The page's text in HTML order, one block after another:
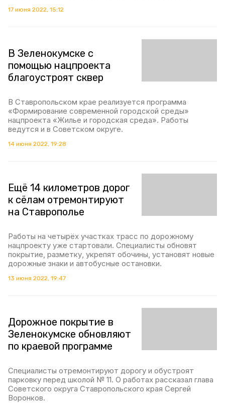
17 июня 2022, 15:12
В Зеленокумске с
помощью нацпроекта
благоустроят сквер
В Ставропольском крае реализуется программа
«Формирование современной городской среды»
нацпроекта «Жилье и городская среда». Работы
ведутся и в Советском округе.
14 июня 2022, 19:28
Ещё 14 километров дорог
к сёлам отремонтируют
на Ставрополье
Работы на четырёх участках трасс по дорожному
нацпроекту уже стартовали. Специалисты обновят
покрытие, разметку, укрепят обочины, установят новые
дорожные знаки и автобусные остановки.
13 июня 2022, 19:47
Дорожное покрытие в
Зеленокумске обновляют
по краевой программе
Специалисты отремонтируют дорогу и обустроят
парковку перед школой № 11. О работах рассказал глава
Советского округа Ставропольского края Сергей
Воронков.